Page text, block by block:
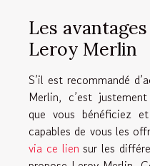
Les
Leroy Merlin
S’il est recommandé
Merlin, c’est
que vous bénéficiez
capables de vous les
via ce lien sur les